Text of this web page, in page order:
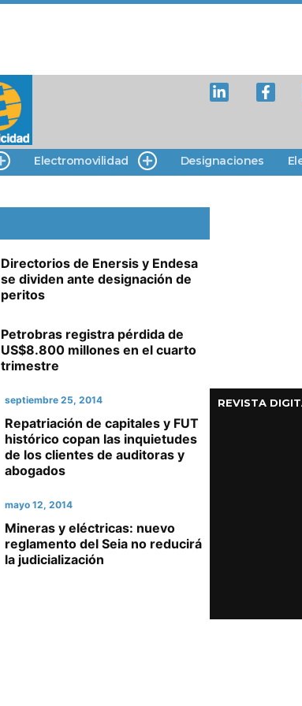
Electromovilidad Designaciones
Directorios de Enersis y Endesa
se dividen ante designación de
peritos
Petrobras registra pérdida de
US$8.800 millones en el cuarto
trimestre
septiembre 25, 2014
Repatriación de capitales y FUT
histórico copan las inquietudes
de los clientes de auditoras y
abogados
mayo 12, 2014
Mineras y eléctricas: nuevo
reglamento del Seia no reducirá
la judicialización
REVISTA